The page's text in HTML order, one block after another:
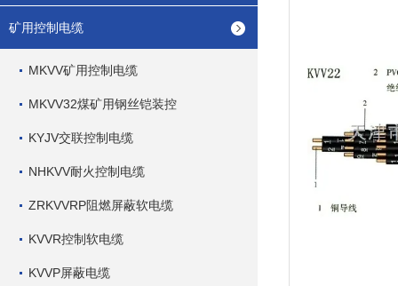
矿用控制电缆
MKVV矿用控制电缆
MKVV32煤矿用钢丝铠装控
KYJV交联控制电缆
NHKVV耐火控制电缆
ZRKVVRP阻燃屏蔽软电缆
KVVR控制软电缆
KVVP屏蔽电缆